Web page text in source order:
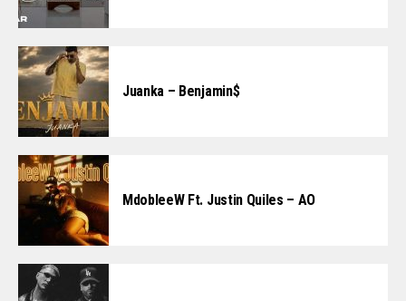
Juanka – Benjamin$
MdobleeW Ft. Justin Quiles – AO